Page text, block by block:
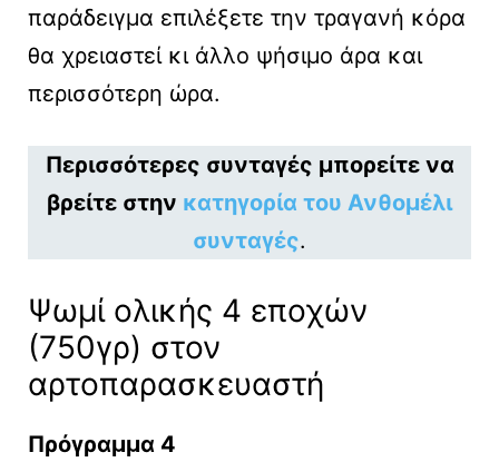
παράδειγμα επιλέξετε την τραγανή κόρα
θα χρειαστεί κι άλλο ψήσιμο άρα και
περισσότερη ώρα.
Περισσότερες συνταγές μπορείτε να
βρείτε στην κατηγορία του Ανθομέλι
συνταγές.
Ψωμί ολικής 4 εποχών
(750γρ) στον
αρτοπαρασκευαστή
Πρόγραμμα 4